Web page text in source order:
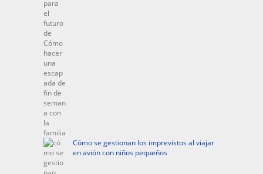
Cómo se gestionan los imprevistos al viajar
en avión con niños pequeños